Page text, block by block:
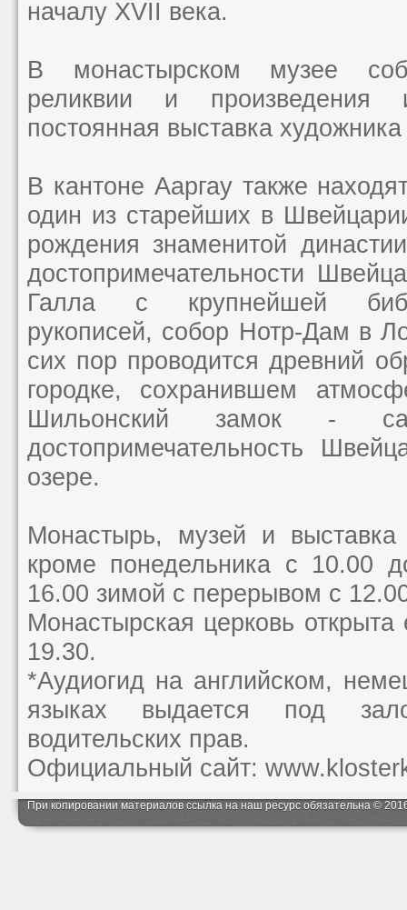
началу XVII века.
В монастырском музее
реликвии и произведения
постоянная выставка
В кантоне Ааргау также
один из старейших в
рождения знаменитой
достопримечательности
Галла с крупнейшей
рукописей, собор Нотр-Дам в
сих пор проводится древний
городке, сохранившем
Шильонский замок -
достопримечательность
озере.
Монастырь, музей и выставка
кроме понедельника с 10.00
16.00 зимой с перерывом с
Монастырская церковь
19.30.
*Аудиогид на английском,
языках выдается под
водительских прав.
Официальный сайт:
При копировании материалов ссылка на наш ресурс обязательна ©